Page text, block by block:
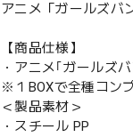
アニメ「ガールズバ
【商品仕様】
・アニメ｢ガールズ
※１BOXで全種コン
＜製品素材＞
・スチール PP